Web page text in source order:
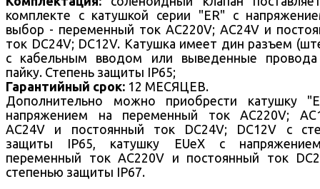
комплекте с катушкой серии "ER" с
выбор - переменный ток AC220V; AC24V и
ток DC24V; DC12V. Катушка имеет дин разъем
с кабельным вводом или выведенные
пайку. Степень защиты IP65;
Гарантийный срок: 12 МЕСЯЦЕВ.
Дополнительно можно приобрести катушку
напряжением на переменный ток AC220V;
AC24V и постоянный ток DC24V; DC12V с
защиты IP65, катушку EUeX с
переменный ток AC220V и постоянный ток
степенью защиты IP67.